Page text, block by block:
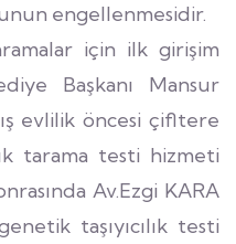
engellenmesidir.
için ilk girişim
Başkanı Mansur
evlilik öncesi çifltere
tarama testi hizmeti
Av.Ezgi KARA
taşıyıcılık testi